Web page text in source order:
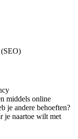
middels online
je andere behoeften?
je naartoe wilt met